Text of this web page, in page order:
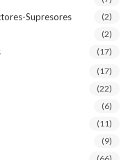
Supresores (2)
(2)
(17)
(17)
(22)
(6)
(11)
(9)